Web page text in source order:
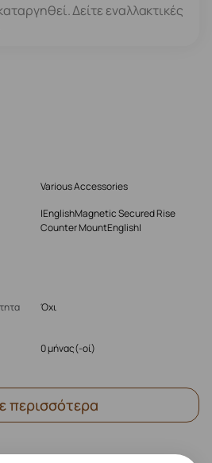
Δείτε εναλλακτικές
Various Accessories
|EnglishMagnetic Secured Rise
Counter MountEnglish|
Όχι
0 μήνας(-οί)
περισσότερα